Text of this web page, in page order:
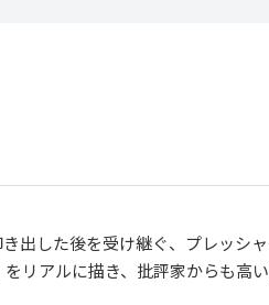
出した後を受け継ぐ、プレッシ
リアルに描き、批評家からも高